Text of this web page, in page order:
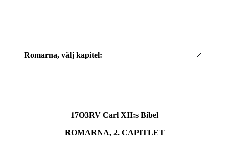
Romarna, välj kapitel:
17O3RV Carl XII:s Bibel
ROMARNA, 2. CAPITLET